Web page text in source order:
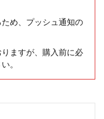
め、プッシュ通知の
ますが、購入前に必
。